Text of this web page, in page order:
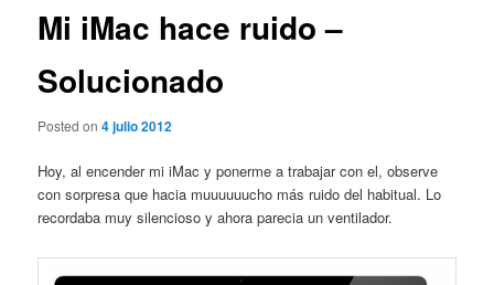
Mi iMac hace ruido –
Solucionado
Posted on4 julio 2012
Hoy, al encender mi iMac y ponerme a trabajar con el, observe
con sorpresa que hacia muuuuuucho más ruido del habitual. Lo
recordaba muy silencioso y ahora parecia un ventilador.